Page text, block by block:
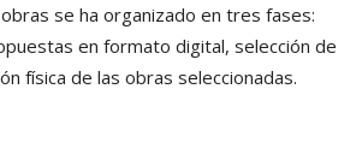
se ha organizado en tres fases:
en formato digital, selección de
física de las obras seleccionadas.